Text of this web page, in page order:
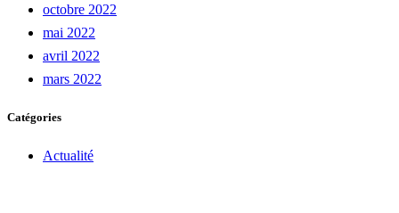
octobre 2022
mai 2022
avril 2022
mars 2022
Catégories
Actualité